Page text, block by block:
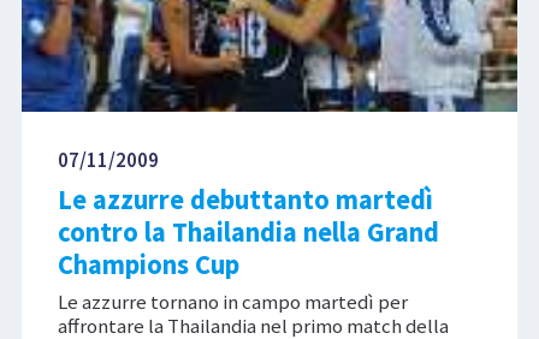
07/11/2009
Le azzurre debuttanto martedì
contro la Thailandia nella Grand
Champions Cup
Le azzurre tornano in campo martedì per
affrontare la Thailandia nel primo match della